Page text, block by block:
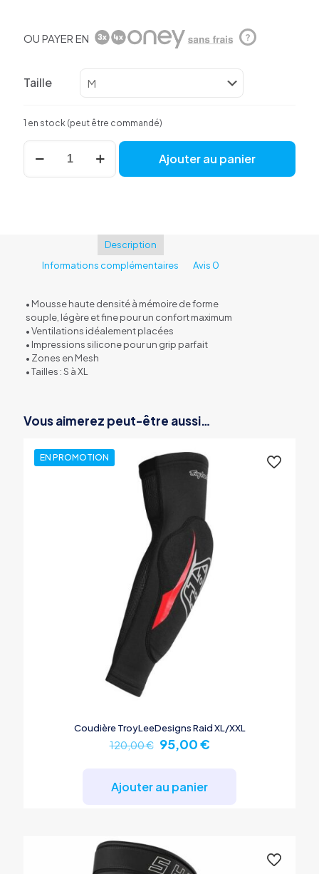
OU PAYER EN ?
Taille
1 en stock (peut être commandé)
quantité
FLY
Ajouter au panier
Description
Informations complémentaires
Avis 0
• Mousse haute densité à mémoire de forme
souple, légère et fine pour un confort maximum
• Ventilations idéalement placées
• Impressions silicone pour un grip parfait
• Zones en Mesh
• Tailles : S à XL
Vous aimerez peut-être aussi…
EN PROMOTION
Coudière TroyLeeDesigns Raid XL/XXL
120,00€ Le
prix
était :
120,00 €.
95,00€Le
Ajouter au panier